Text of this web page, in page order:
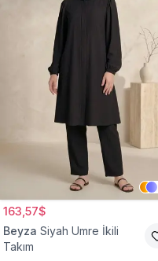
163,57$
Beyza Siyah Umre İkili
Takım